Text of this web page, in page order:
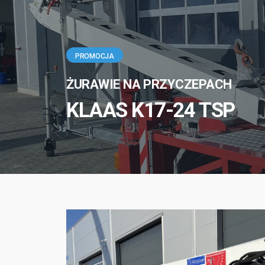
PROMOCJA
ŻURAWIE NA PRZYCZEPACH
KLAAS K17-24 TSP